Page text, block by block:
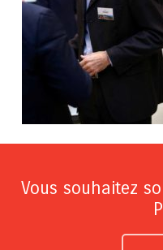
Vous souhaitez